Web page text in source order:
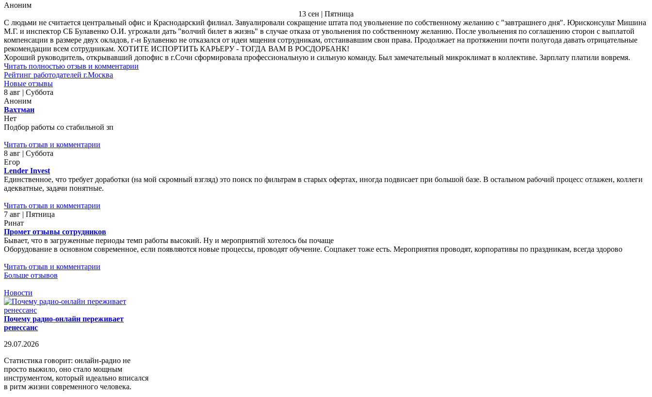
Аноним
13 сен | Пятница
С людьми не считается центральный офис и Краснодарский филиал. Завуалировали сокращение штата под увольнение по собственному желанию с "завтрашнего дня". Юрисконсульт Мишина
М.Г. и инспектор СБ Булавенко О.И. угрожали дать "волчий билет в жизнь" в случае отказа от увольнения по собственному желанию. После увольнения по соглашению сторон с выплатой
компенсации в размере двух окладов, г-н Булавенко не отказался от идеи мщения сотрудникам, отстаивавшим свои права. Продолжает на протяжении почти полугода давать отрицательные
рекомендации всем сотрудникам. ХОТИТЕ ИСПОРТИТЬ КАРЬЕРУ - ТОГДА ВАМ В РОСДОРБАНК!
Хороший руководитель, открывавший допофис в г.Сочи сформировала профессиональную и сильную команду. Был замечательный микроклимат в коллективе. Зарплату платили вовремя.
Читать полностью отзыв и комментарии
Рейтинг работодателей г.Москва
Новые отзывы
8 авг | Суббота
Аноним
Вахтман
Нет
Подбор работы со стабильной зп
Читать отзыв и комментарии
8 авг | Суббота
Егор
Lender Invest
Единственное, что требует доработки (на мой скромный взгляд) это поиск по фильтрам в старых офертах, иногда подвисает при большой базе. В остальном рабочий процесс отлажен, коллеги
адекватные, задачи понятные.
Читать отзыв и комментарии
7 авг | Пятница
Ринат
Промет отзывы сотрудников
Бывает, что в загруженные периоды темп работы высокий. Ну и мероприятий хотелось бы почаще
Оборудование в основном современное, если появляются новые процессы, проводят обучение. Соцпакет тоже есть. Мероприятия проводят, корпоративы по праздникам, всегда здорово
Читать отзыв и комментарии
Больше отзывов
Новости
Почему радио-онлайн переживает
ренессанс
29.07.2026
Статистика говорит: онлайн-радио не
просто выжило, оно стало мощным
инструментом, который идеально вписался
в ритм жизни современного человека.